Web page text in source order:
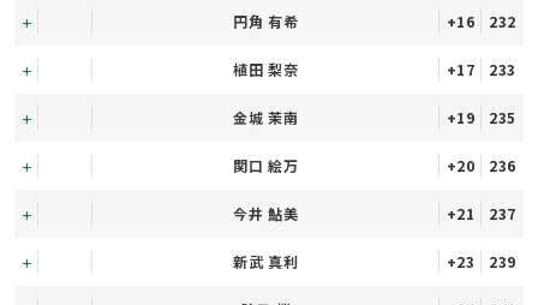
円角 有希 +16 232
植田 梨奈 +17 233
金城 茉南 +19 235
関口 絵万 +20 236
今井 鮎美 +21 237
新武 真利 +23 239